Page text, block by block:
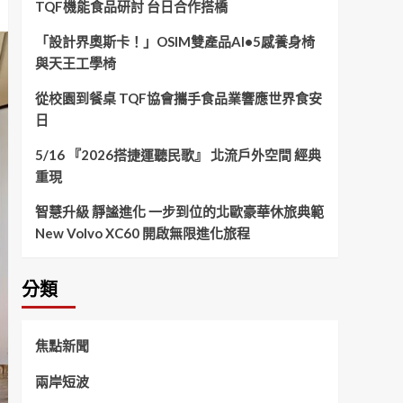
TQF機能食品研討 台日合作搭橋
「設計界奧斯卡！」OSIM雙產品AI•5感養身椅
與天王工學椅
從校園到餐桌 TQF協會攜手食品業響應世界食安
日
5/16 『2026搭捷運聽民歌』 北流戶外空間 經典
重現
智慧升級 靜謐進化 一步到位的北歐豪華休旅典範
New Volvo XC60 開啟無限進化旅程
分類
焦點新聞
兩岸短波